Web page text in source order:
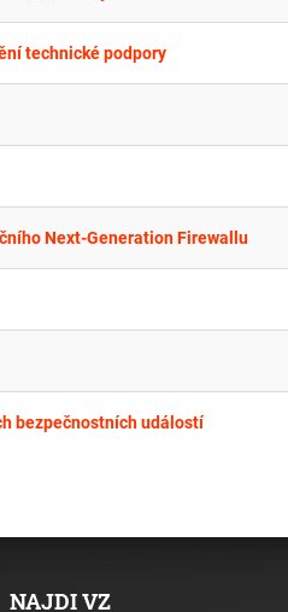
technické podpory
Next-Generation Firewallu
bezpečnostních událostí
NAJDI VZ